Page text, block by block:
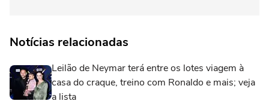
Notícias relacionadas
Leilão de Neymar terá entre os lotes viagem à
casa do craque, treino com Ronaldo e mais; veja
a lista